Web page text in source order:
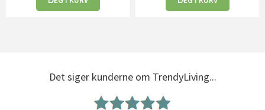
Det siger kunderne om TrendyLiving...